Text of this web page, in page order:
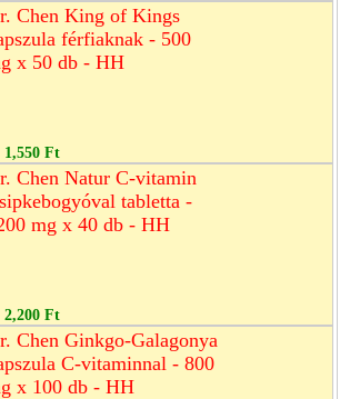
Chen King of Kings
férfiaknak - 500
x 50 db - HH
1,550 Ft
Chen Natur C-vitamin
tabletta -
mg x 40 db - HH
2,200 Ft
Chen Ginkgo-Galagonya
C-vitaminnal - 800
x 100 db - HH